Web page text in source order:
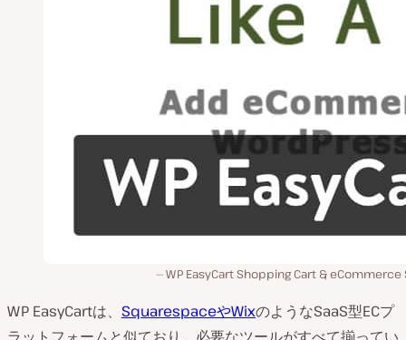
WP EasyCart Shopping Cart & eCommerce
WP EasyCartは、 SquarespaceやWixのようなSaaS型ECプ